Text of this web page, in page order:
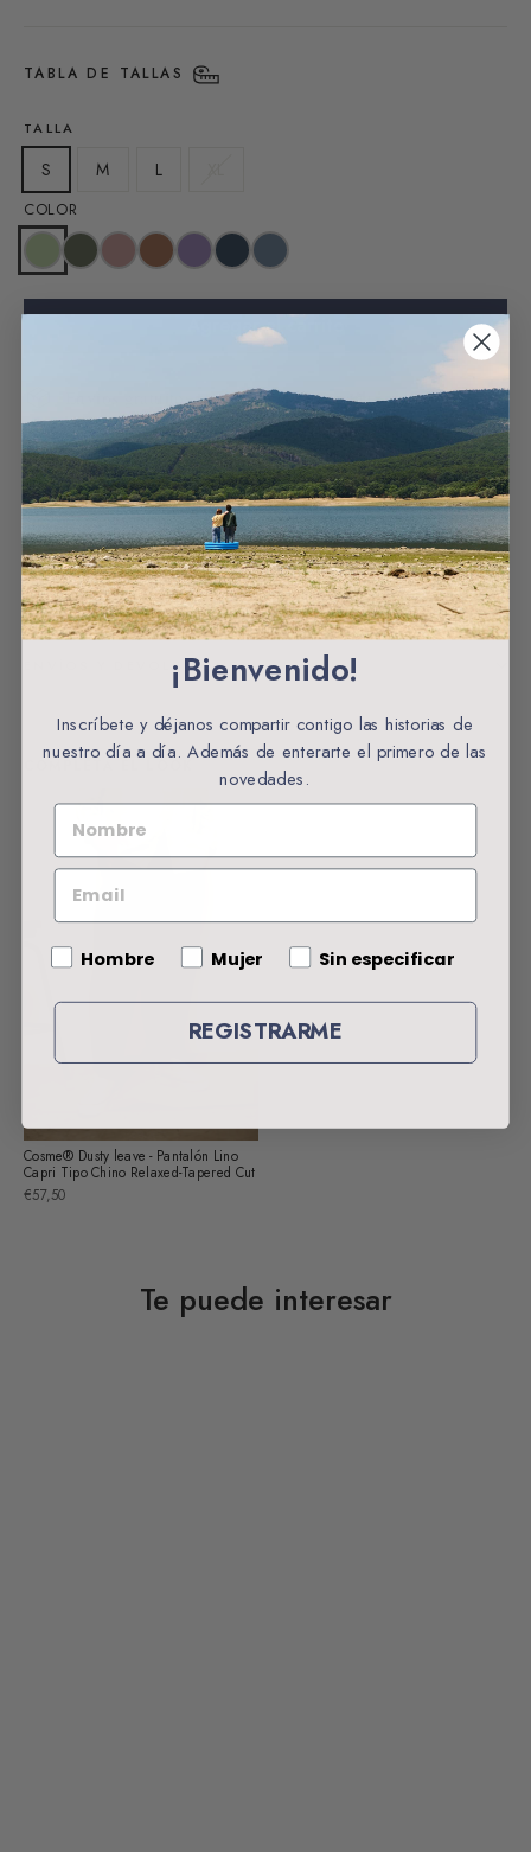
TABLA DE TALLAS
TALLA
S M L
COLOR
Agregar al carrito
Envios gratuitos a partir de 60€ España
CARACTERÍSTICAS
MATERIALES Y ORIGEN
CUIDADOS DE LA PRENDA
ENVÍOS Y DEVOLUCIONES
Cosme® Dusty leave - Pantalón Lino
Capri Tipo Chino Relaxed-Tapered Cut
€57,50
Te puede interesar
¡Bienvenido!
Inscríbete y déjanos compartir contigo las historias de
nuestro día a día. Además de enterarte el primero de las
novedades.
NOMBRE
EMAIL
Gender
Hombre Mujer Sin especificar
REGISTRARME